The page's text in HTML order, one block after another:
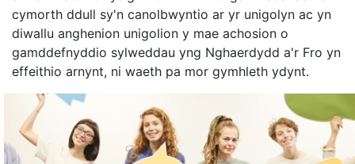
cymorth ddull sy'n canolbwyntio ar yr unigolyn ac yn
diwallu anghenion unigolion y mae achosion o
gamddefnyddio sylweddau yng Nghaerdydd a'r Fro yn
effeithio arnynt, ni waeth pa mor gymhleth ydynt.